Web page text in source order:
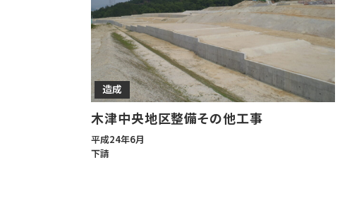
造成
木津中央地区整備その他工事
平成24年6月
下請